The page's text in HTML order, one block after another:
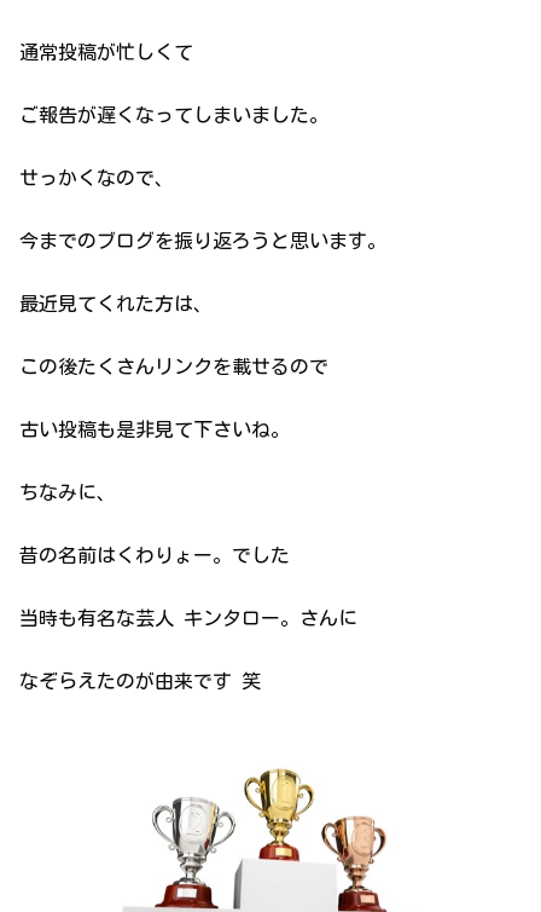
通常投稿が忙しくて
ご報告が遅くなってしまいました。
せっかくなので、
今までのブログを振り返ろうと思います。
最近見てくれた方は、
この後たくさんリンクを載せるので
古い投稿も是非見て下さいね。
ちなみに、
昔の名前はくわりょー。でした
当時も有名な芸人 キンタロー。さんに
なぞらえたのが由来です 笑